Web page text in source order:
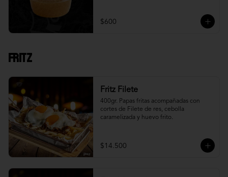
$600
Fritz
Fritz Filete
400gr. Papas fritas acompañadas con
cortes de Filete de res, cebolla
caramelizada y huevo frito.
$14.500